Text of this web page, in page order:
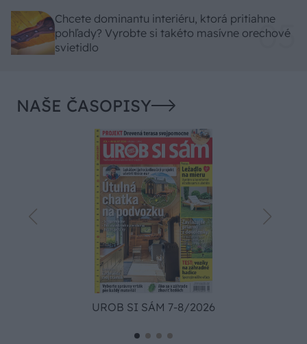
Chcete dominantu interiéru, ktorá pritiahne
pohľady? Vyrobte si takéto masívne orechové
svietidlo
NAŠE ČASOPISY
UROB SI SÁM 7-8/2026